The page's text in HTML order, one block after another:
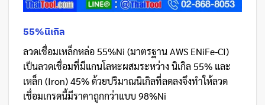
55%นิเกิล
ลวดเชื่อมเหล็กหล่อ 55%Ni (มาตรฐาน AWS ENiFe-CI)
เป็นลวดเชื่อมที่มีแกนโลหะผสมระหว่าง นิเกิล 55% และ
เหล็ก (Iron) 45% ด้วยปริมาณนิเกิลที่ลดลงจึงทำให้ลวด
เชื่อมเกรดนี้มีราคาถูกกว่าแบบ 98%Ni